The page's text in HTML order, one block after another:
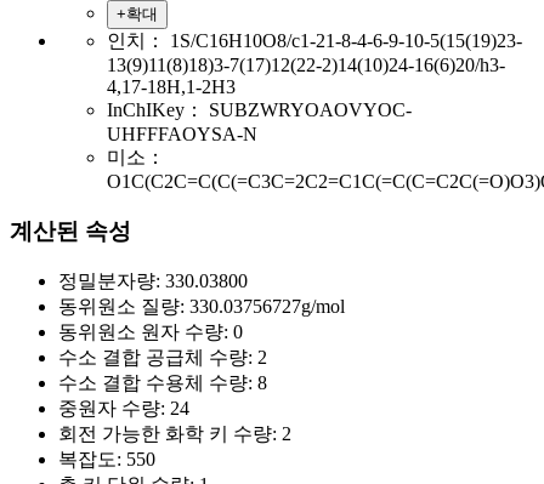
+확대
인치：
1S/C16H10O8/c1-21-8-4-6-9-10-5(15(19)23-
13(9)11(8)18)3-7(17)12(22-2)14(10)24-16(6)20/h3-
4,17-18H,1-2H3
InChIKey：
SUBZWRYOAOVYOC-
UHFFFAOYSA-N
미소：
계산된 속성
정밀분자량: 330.03800
동위원소 질량: 330.03756727g/mol
동위원소 원자 수량: 0
수소 결합 공급체 수량: 2
수소 결합 수용체 수량: 8
중원자 수량: 24
회전 가능한 화학 키 수량: 2
복잡도: 550